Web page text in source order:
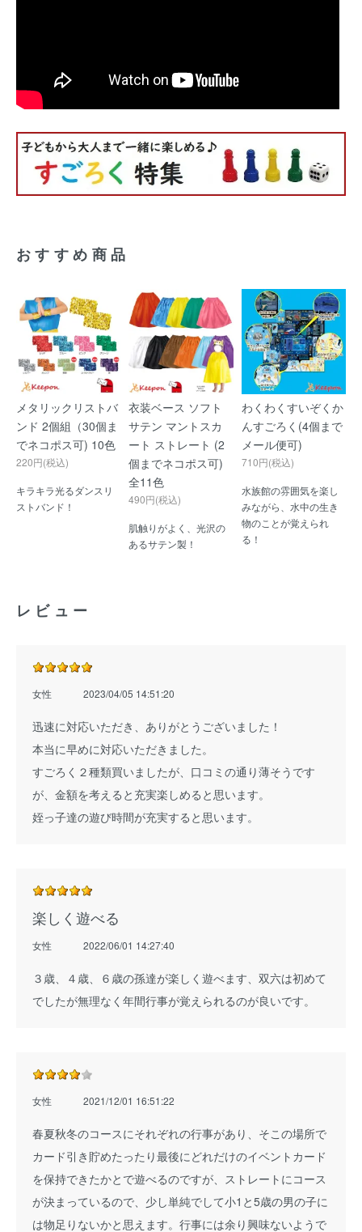
おすすめ商品
メタリックリストバ
ンド 2個組（30個ま
でネコポス可) 10色
220円(税込)
キラキラ光るダンスリ
ストバンド！
衣装ベース ソフト
サテン マントスカ
ート ストレート (2
個までネコポス可)
全11色
490円(税込)
肌触りがよく、光沢の
あるサテン製！
わくわくすいぞくか
んすごろく(4個まで
メール便可)
710円(税込)
水族館の雰囲気を楽し
みながら、水中の生き
物のことが覚えられ
る！
レビュー
女性 2023/04/05 14:51:20
迅速に対応いただき、ありがとうございました！
本当に早めに対応いただきました。
すごろく２種類買いましたが、口コミの通り薄そうです
が、金額を考えると充実楽しめると思います。
姪っ子達の遊び時間が充実すると思います。
楽しく遊べる
女性 2022/06/01 14:27:40
３歳、４歳、６歳の孫達が楽しく遊べます、双六は初めて
でしたが無理なく年間行事が覚えられるのが良いです。
女性 2021/12/01 16:51:22
春夏秋冬のコースにそれぞれの行事があり、そこの場所で
カード引き貯めたったり最後にどれだけのイベントカード
を保持できたかとで遊べるのですが、ストレートにコース
が決まっているので、少し単純でして小1と5歳の男の子に
は物足りないかと思えます。行事には余り興味ないようで